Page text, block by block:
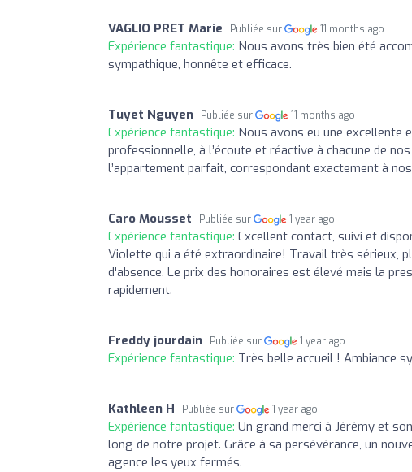
VAGLIO PRET Marie Publiée sur 11 months ago
Expérience fantastique: Nous avons très bien été
sympathique, honnête et efficace.
Tuyet Nguyen Publiée sur 11 months ago
Expérience fantastique: Nous avons eu une excellente
professionnelle, à l’écoute et réactive à chacune de
l’appartement parfait, correspondant exactement à
Caro Mousset Publiée sur 1 year ago
Expérience fantastique: Excellent contact, suivi et
Violette qui a été extraordinaire! Travail très sérieux,
d'absence. Le prix des honoraires est élevé mais la
rapidement.
Freddy jourdain Publiée sur 1 year ago
Expérience fantastique: Très belle accueil ! Ambiance
Kathleen H Publiée sur 1 year ago
Expérience fantastique: Un grand merci à Jérémy et
long de notre projet. Grâce à sa persévérance, un
agence les yeux fermés.